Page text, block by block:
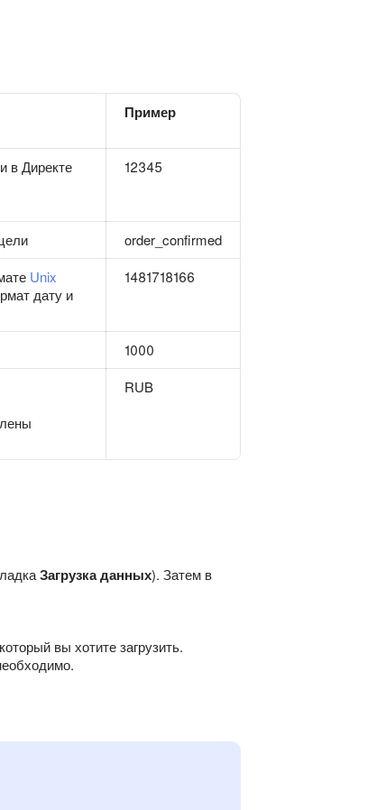
Пример
в Директе 12345
order_confirmed
Unix
дату и
1481718166
1000
RUB
Загрузка данных). Затем в
вы хотите загрузить.